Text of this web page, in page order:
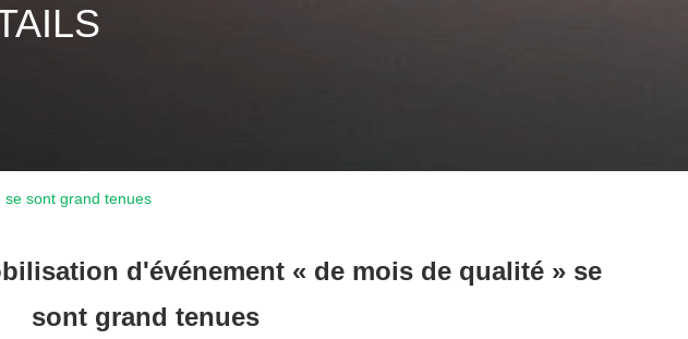
sont grand tenues
d'événement « de mois de qualité » se
sont grand tenues